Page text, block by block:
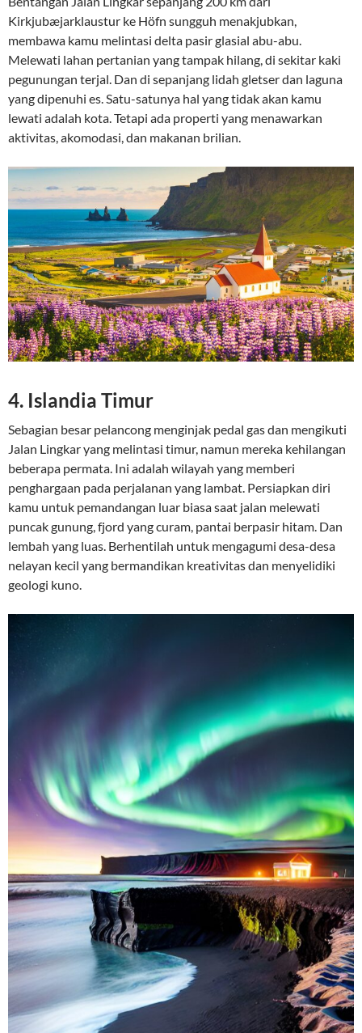
Kirkjubæjarklaustur ke Höfn sungguh menakjubkan,
membawa kamu melintasi delta pasir glasial abu-abu.
Melewati lahan pertanian yang tampak hilang, di sekitar kaki
pegunungan terjal. Dan di sepanjang lidah gletser dan laguna
yang dipenuhi es. Satu-satunya hal yang tidak akan kamu
lewati adalah kota. Tetapi ada properti yang menawarkan
aktivitas, akomodasi, dan makanan brilian.
4. Islandia Timur
Sebagian besar pelancong menginjak pedal gas dan mengikuti
Jalan Lingkar yang melintasi timur, namun mereka kehilangan
beberapa permata. Ini adalah wilayah yang memberi
penghargaan pada perjalanan yang lambat. Persiapkan diri
kamu untuk pemandangan luar biasa saat jalan melewati
puncak gunung, fjord yang curam, pantai berpasir hitam. Dan
lembah yang luas. Berhentilah untuk mengagumi desa-desa
nelayan kecil yang bermandikan kreativitas dan menyelidiki
geologi kuno.